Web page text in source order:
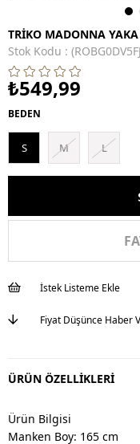
TRİKO MADONNA
Stok Kodu
₺549,99
BEDEN
S M L
İstek Listeme Ekle
Fiyat Düşünce Haber
ÜRÜN ÖZELLIKLERI
Ürün Bilgisi
Manken Boy: 165 cm